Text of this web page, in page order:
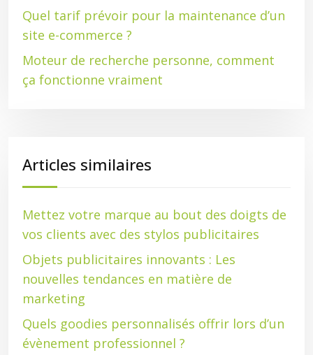
Quel tarif prévoir pour la maintenance d’un
site e-commerce ?
Moteur de recherche personne, comment
ça fonctionne vraiment
Articles similaires
Mettez votre marque au bout des doigts de
vos clients avec des stylos publicitaires
Objets publicitaires innovants : Les
nouvelles tendances en matière de
marketing
Quels goodies personnalisés offrir lors d’un
évènement professionnel ?